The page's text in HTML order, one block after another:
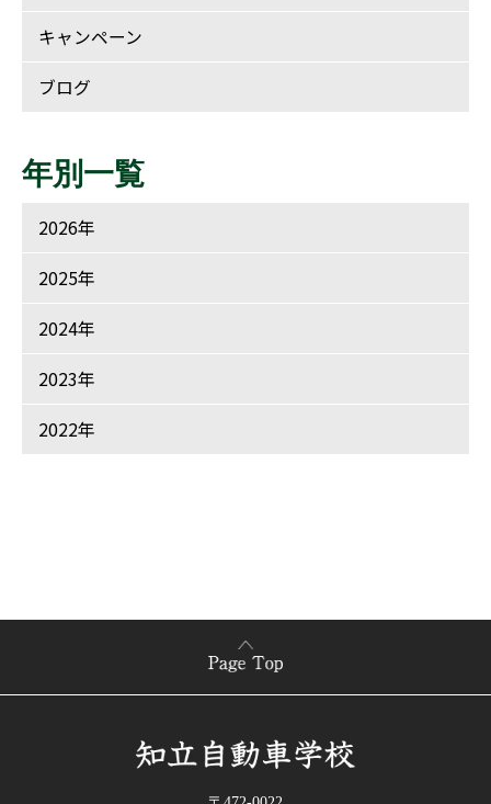
キャンペーン
ブログ
年別一覧
2026年
2025年
2024年
2023年
2022年